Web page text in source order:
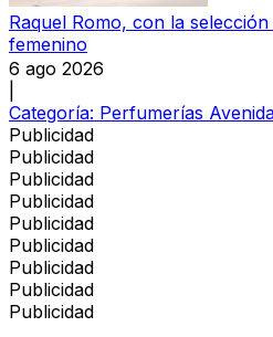
Raquel Romo, con la
femenino
6 ago 2026
Categoría: Perfumerías
Publicidad
Publicidad
Publicidad
Publicidad
Publicidad
Publicidad
Publicidad
Publicidad
Publicidad